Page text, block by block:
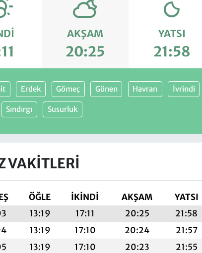
AKŞAM
20:25
YATSI
21:58
Erdek Gömeç Gönen Havran İvrindi
Sındırgı Susurluk
VAKITLERI
ÖĞLE İKINDI AKŞAM
YATSI
13:19 17:11 20:25
21:58
13:19 17:10 20:24
21:57
13:19 17:10 20:23
21:55